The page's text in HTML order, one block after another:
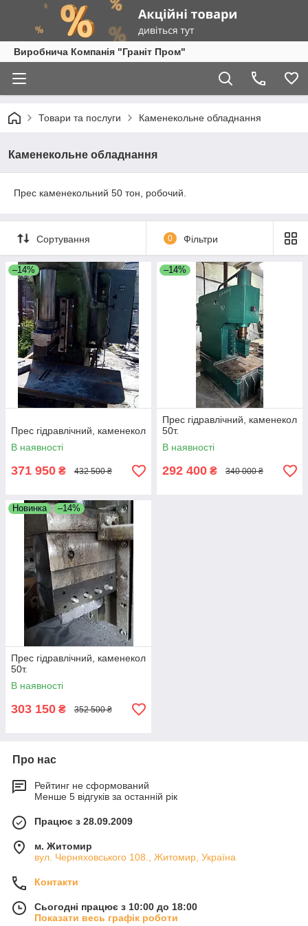
Виробнича Компанія "Граніт Пром"
Товари та послуги Каменекольне обладнання
Каменекольне обладнання
Прес каменекольний 50 тон, робочий.
Сортування 0 Фільтри
–14%
Прес гідравлічний, каменекол
В наявності
371 950 ₴ 432 500 ₴
–14%
Прес гідравлічний, каменекол
50т.
В наявності
292 400 ₴ 340 000 ₴
Новинка –14%
Прес гідравлічний, каменекол
50т.
В наявності
303 150 ₴ 352 500 ₴
Про нас
Рейтинг не сформований
Менше 5 відгуків за останній рік
Працює з 28.09.2009
м. Житомир
вул. Черняховського 108., Житомир, Україна
Контакти
Сьогодні працює з 10:00 до 18:00
Показати весь графік роботи